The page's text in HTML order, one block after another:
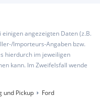
angezeigten Daten (z.B.
Importeurs-Angaben bzw.
hierdurch im jeweiligen
kann. Im Zweifelsfall wende
und Pickup
Ford